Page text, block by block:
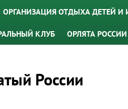
ОРГАНИЗАЦИЯ ОТДЫХА ДЕТЕЙ И
КЛУБ ОРЛЯТА РОССИИ
России